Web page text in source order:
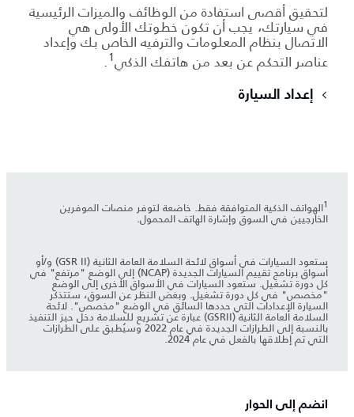
لتحقيق أقصى استفادة من الوظائف والميزات الرئيسية
في سيارتك، يجب أن تكون خطوتك الأولى هي
الاتصال بنظام المعلومات والترفيه الخاص بك وإعداد
عناصر التحكم عن بعد من هاتفك الذكي1
.
إعداد السيارة
1الهواتف الذكية المتوافقة فقط. خاضعة لتوفر منصات الموفرين
الخارجيين في السوق وإشارة الهاتف المحمول.
ستعود السيارات في أسواق لائحة السلامة العامة الثانية (GSR II) و/أو
أسواق برنامج تقييم السيارات الجديدة (NCAP) إلى الوضع "مرتفع" في
كل دورة تشغيل. ستعود السيارات في الأسواق الأخرى إلى الوضع
"مخصص" في كل دورة تشغيل. وبغض النظر عن السوق، ستتذكر
السيارة الإعدادات التي حددها السائق في الوضع "مخصص". لائحة
السلامة العامة الثانية (GSRII) عبارة عن تشريع للسلامة دخل حيز التنفيذ
بالنسبة إلى الطرازات الجديدة في عام 2022 وسيُطبق على الطرازات
التي تم إطلاقها بالفعل في عام 2024.
انضم إلى الحوار